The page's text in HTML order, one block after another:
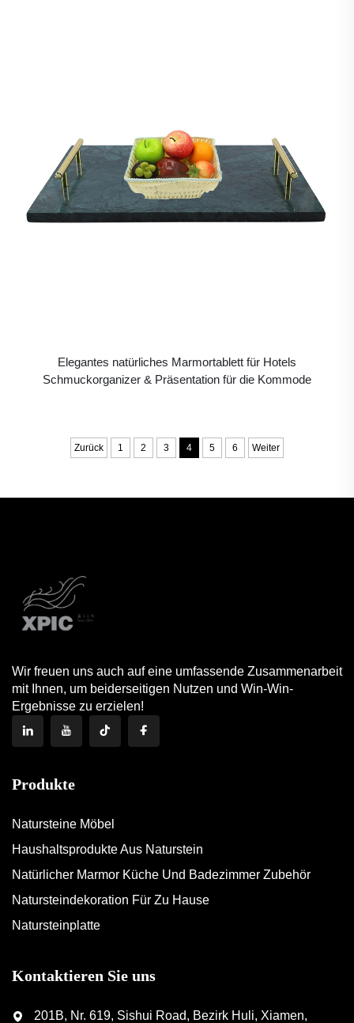
Elegantes natürliches Marmortablett für Hotels
Schmuckorganizer & Präsentation für die Kommode
Zurück 1 2 3 4 5 6 Weiter
Wir freuen uns auch auf eine umfassende Zusammenarbeit
mit Ihnen, um beiderseitigen Nutzen und Win-Win-
Ergebnisse zu erzielen!
Produkte
Natursteine Möbel
Haushaltsprodukte Aus Naturstein
Natürlicher Marmor Küche Und Badezimmer Zubehör
Natursteindekoration Für Zu Hause
Natursteinplatte
Kontaktieren Sie uns
201B, Nr. 619, Sishui Road, Bezirk Huli, Xiamen,